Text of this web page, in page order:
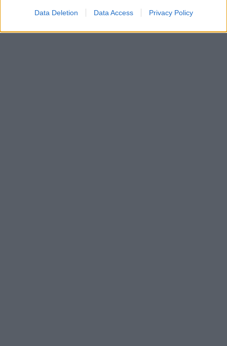
Data Deletion Data Access Privacy Policy